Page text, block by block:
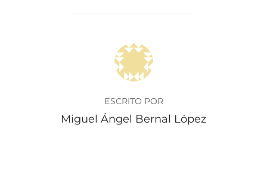
AUTOR DE LA PUBLICACIÓN
ESCRITO POR
Miguel Ángel Bernal López